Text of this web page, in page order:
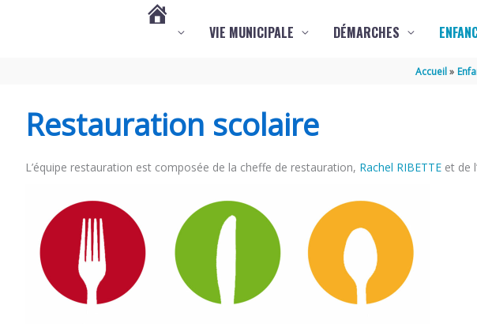
(PAS
VIE MUNICIPALE DÉMARCHES
Accueil
Restauration scolaire
L’équipe restauration est composée de la cheffe de restauration, Rachel RIBETTE et de